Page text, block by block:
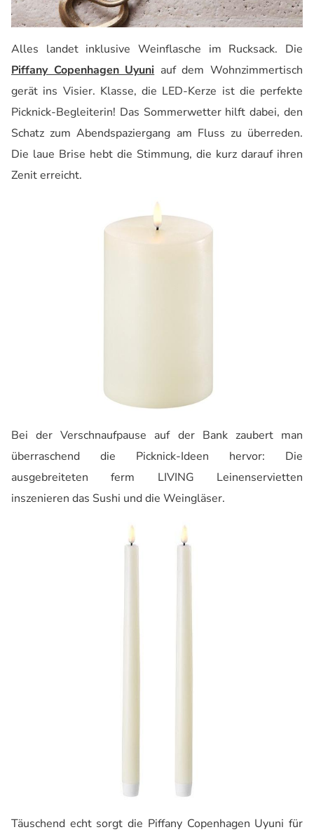
Alles landet inklusive Weinflasche im Rucksack. Die
Piffany Copenhagen Uyuni auf dem Wohnzimmertisch
gerät ins Visier. Klasse, die LED-Kerze ist die perfekte
Picknick-Begleiterin! Das Sommerwetter hilft dabei, den
Schatz zum Abendspaziergang am Fluss zu überreden.
Die laue Brise hebt die Stimmung, die kurz darauf ihren
Zenit erreicht.
Bei der Verschnaufpause auf der Bank zaubert man
überraschend die Picknick-Ideen hervor: Die
ausgebreiteten ferm LIVING Leinenservietten
inszenieren das Sushi und die Weingläser.
Täuschend echt sorgt die Piffany Copenhagen Uyuni für